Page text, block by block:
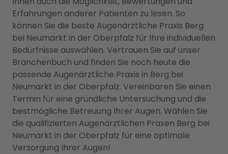
Erfahrungen anderer Patienten zu lesen. So
können Sie die beste Augenärztliche Praxis Berg
bei Neumarkt in der Oberpfalz für Ihre individuellen
Bedürfnisse auswählen. Vertrauen Sie auf unser
Branchenbuch und finden Sie noch heute die
passende Augenärztliche Praxis in Berg bei
Neumarkt in der Oberpfalz. Vereinbaren Sie einen
Termin für eine gründliche Untersuchung und die
bestmögliche Betreuung Ihrer Augen. Wählen Sie
die qualifizierten Augenärztlichen Praxen Berg bei
Neumarkt in der Oberpfalz für eine optimale
Versorgung Ihrer Augen!